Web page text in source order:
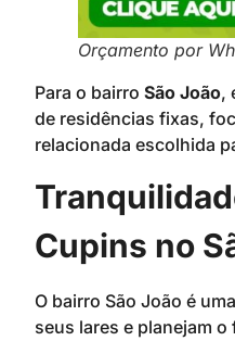
Orçamento por
Para o bairro São João,
de residências fixas,
relacionada escolhida
Cupins no
O bairro São João é
seus lares e planejam